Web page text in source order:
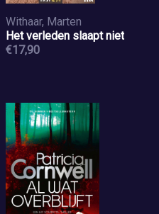
Withaar, Marten
Het verleden slaapt niet
€17,90